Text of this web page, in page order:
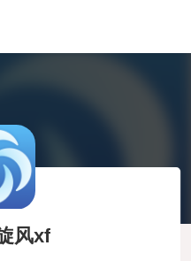
风xf